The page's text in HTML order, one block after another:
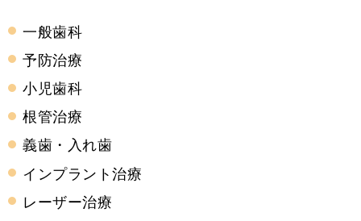
一般歯科
予防治療
小児歯科
根管治療
義歯・入れ歯
インプラント治療
レーザー治療